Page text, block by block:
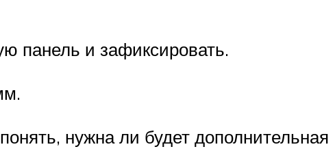
панель и зафиксировать.
нужна ли будет дополнительная